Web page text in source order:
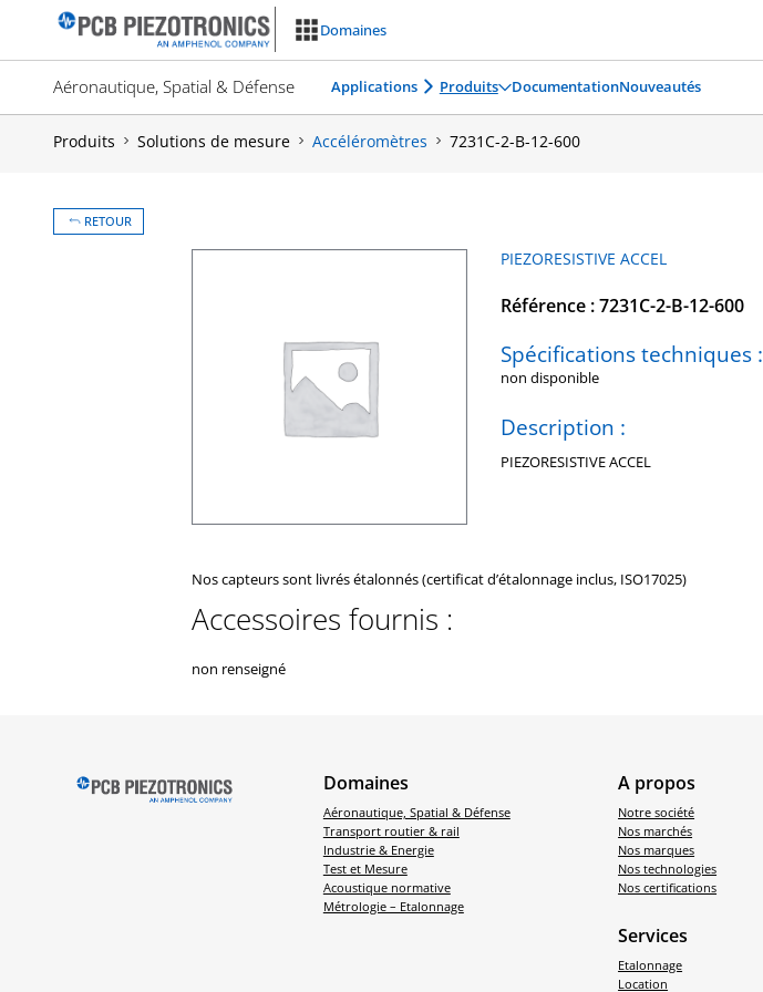
Domaines
Aéronautique, Spatial & Défense Applications Produits DocumentationNouveautés
Produits Solutions de mesure Accéléromètres 7231C-2-B-12-600
RETOUR
PIEZORESISTIVE ACCEL
Référence : 7231C-2-B-12-600
Spécifications techniques :
non disponible
Description :
PIEZORESISTIVE ACCEL
Nos capteurs sont livrés étalonnés (certificat d’étalonnage inclus, ISO17025)
Accessoires fournis :
non renseigné
Domaines
Aéronautique, Spatial & Défense
Transport routier & rail
Industrie & Energie
Test et Mesure
Acoustique normative
Métrologie – Etalonnage
A propos
Notre société
Nos marchés
Nos marques
Nos technologies
Nos certifications
Services
Etalonnage
Location